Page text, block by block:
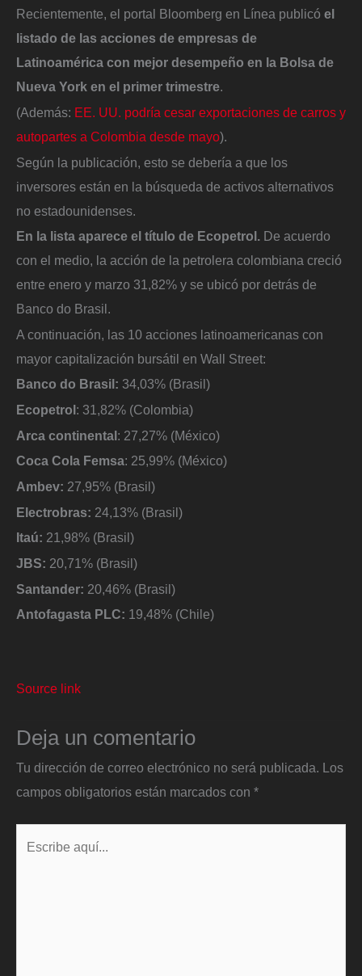
Recientemente, el portal Bloomberg en Línea publicó el
listado de las acciones de empresas de
Latinoamérica con mejor desempeño en la Bolsa de
Nueva York en el primer trimestre.
(Además: EE. UU. podría cesar exportaciones de carros y
autopartes a Colombia desde mayo).
Según la publicación, esto se debería a que los
inversores están en la búsqueda de activos alternativos
no estadounidenses.
En la lista aparece el título de Ecopetrol. De acuerdo
con el medio, la acción de la petrolera colombiana creció
entre enero y marzo 31,82% y se ubicó por detrás de
Banco do Brasil.
A continuación, las 10 acciones latinoamericanas con
mayor capitalización bursátil en Wall Street:
Banco do Brasil: 34,03% (Brasil)
Ecopetrol: 31,82% (Colombia)
Arca continental: 27,27% (México)
Coca Cola Femsa: 25,99% (México)
Ambev: 27,95% (Brasil)
Electrobras: 24,13% (Brasil)
Itaú: 21,98% (Brasil)
JBS: 20,71% (Brasil)
Santander: 20,46% (Brasil)
Antofagasta PLC: 19,48% (Chile)
Source link
Deja un comentario
Tu dirección de correo electrónico no será publicada.
Los
campos obligatorios están marcados con *